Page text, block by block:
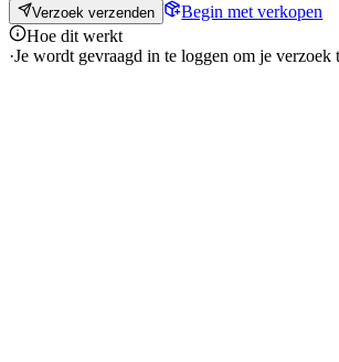
Verzoek verzenden
Begin met verkopen
Hoe dit werkt
·Je wordt gevraagd in te loggen om je verzoek